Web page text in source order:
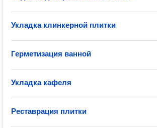
Укладка клинкерной плитки
Герметизация ванной
Укладка кафеля
Реставрация плитки